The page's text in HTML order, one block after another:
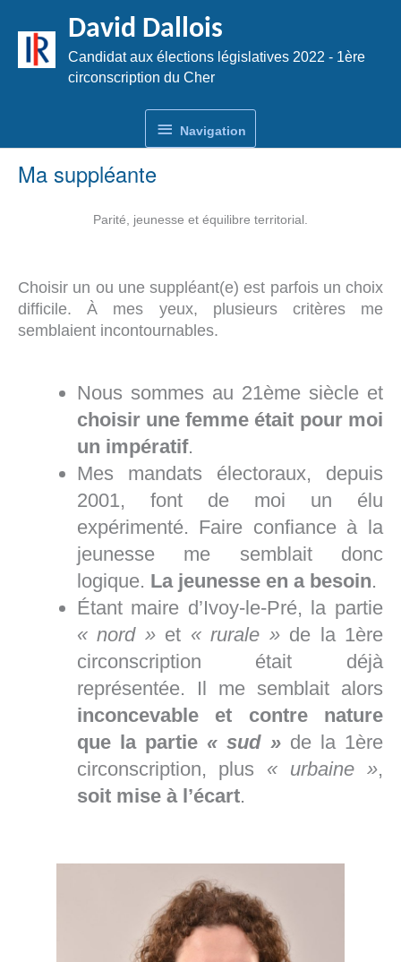
contenu
David Dallois
Candidat aux élections législatives 2022 - 1ère
circonscription du Cher
Navigation
Navigation
Ma suppléante
Parité, jeunesse et équilibre territorial.
Choisir un ou une suppléant(e) est parfois un choix
difficile. À mes yeux, plusieurs critères me
semblaient incontournables.
Nous sommes au 21ème siècle et
choisir une femme était pour moi
un impératif.
Mes mandats électoraux, depuis
2001, font de moi un élu
expérimenté. Faire confiance à la
jeunesse me semblait donc
logique. La jeunesse en a besoin.
Étant maire d’Ivoy-le-Pré, la partie
« nord »et « rurale »de la 1ère
circonscription était déjà
représentée. Il me semblait alors
inconcevable et contre nature
que la partie « sud » de la 1ère
circonscription, plus « urbaine »,
soit mise à l’écart.